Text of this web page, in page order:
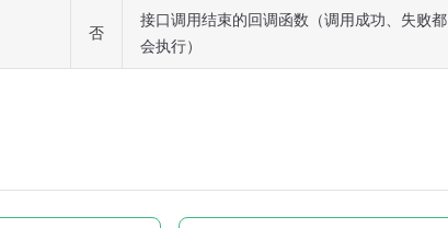
否
接口调用结束的回调函数（调用成功、失败都
会执行）